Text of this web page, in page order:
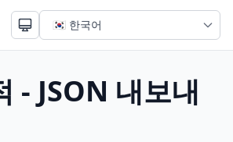
- JSON 내보내